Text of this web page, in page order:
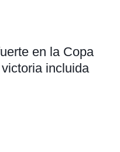
en la Copa
incluida